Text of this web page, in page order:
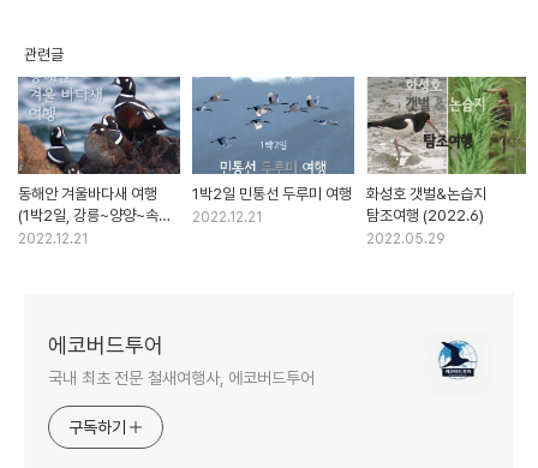
관련글
동해안 겨울바다새 여행
(1박2일, 강릉~양양~속초
~고성)
2022.12.21
1박2일 민통선 두루미 여행
2022.12.21
화성호 갯벌&논습지
탐조여행​ (2022.6)
2022.05.29
에코버드투어
국내 최초 전문 철새여행사, 에코버드투어
구독하기